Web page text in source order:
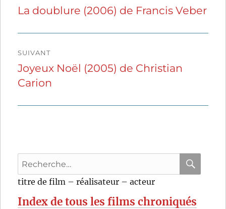
de
Publication
La doublure (2006) de Francis Veber
SUIVANT
Publication
suivante :
Joyeux Noël (2005) de Christian
Carion
Recherche
pour
:
titre de film – réalisateur – acteur
Index de tous les films chroniqués